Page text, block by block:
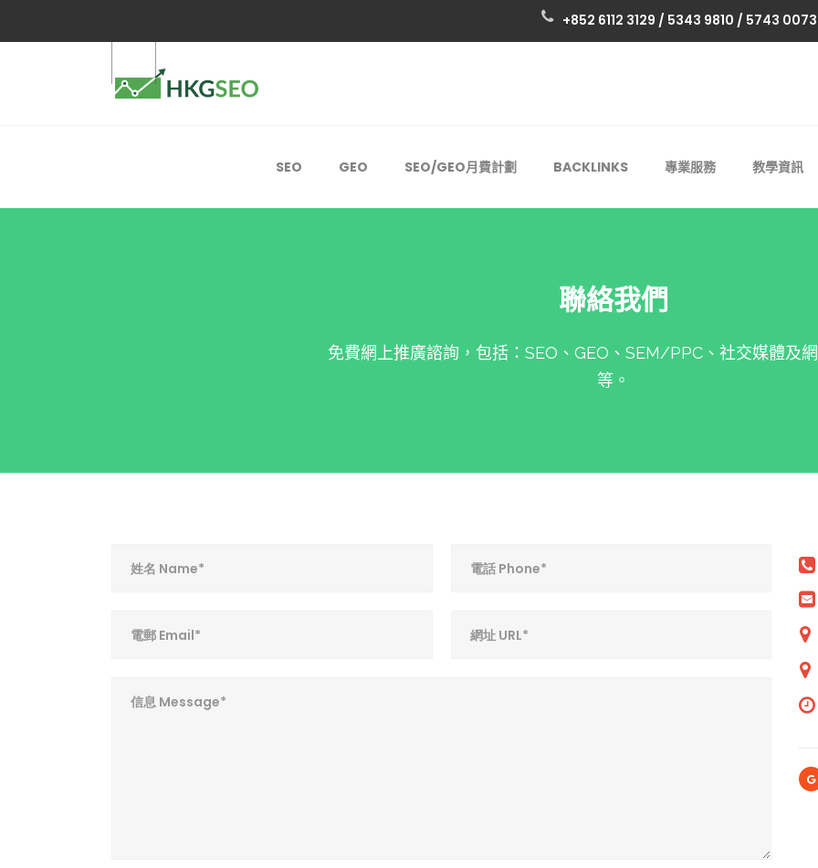
+852 6112 3129 / 5343 9810 / 5743 0073
SEO GEO SEO/GEO月費計劃 BACKLINKS 專業服務 教學資訊
聯絡我們
免費網上推廣諮詢，包括：SEO、GEO、SEM/PPC、社交媒體及
等。